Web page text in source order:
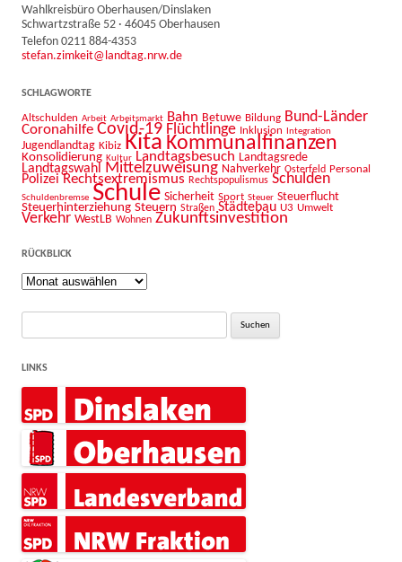
Wahlkreisbüro Oberhausen/Dinslaken
Schwartzstraße 52 · 46045 Oberhausen
Telefon 0211 884-4353
stefan.zimkeit@landtag.nrw.de
SCHLAGWORTE
Altschulden Arbeit Arbeitsmarkt Bahn Betuwe Bildung Bund-Länder
Coronahilfe Covid-19 Flüchtlinge Inklusion Integration
Jugendlandtag Kibiz Kita Kommunalfinanzen
Konsolidierung Kultur Landtagsbesuch Landtagsrede
Landtagswahl Mittelzuweisung Nahverkehr Osterfeld Personal
Polizei Rechtsextremismus Rechtspopulismus Schulden
Schuldenbremse Schule Sicherheit Sport Steuer Steuerflucht
Steuerhinterziehung Steuern Straßen Städtebau U3 Umwelt
Verkehr WestLB Wohnen Zukunftsinvestition
RÜCKBLICK
Rückblick
Suche
LINKS